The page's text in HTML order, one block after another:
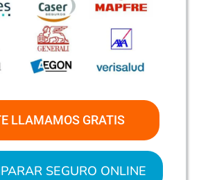
LLAMAMOS GRATIS
SEGURO ONLINE